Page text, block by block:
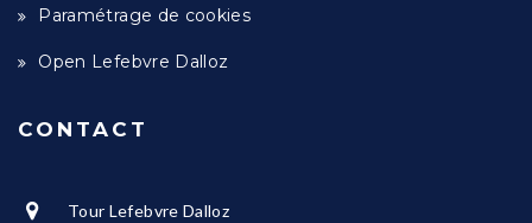
Paramétrage de cookies
Open Lefebvre Dalloz
CONTACT
Tour Lefebvre Dalloz